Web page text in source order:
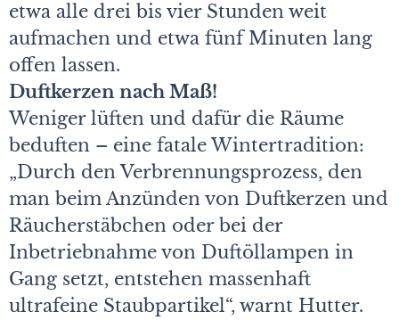
etwa alle drei bis vier Stunden weit
aufmachen und etwa fünf Minuten lang
offen lassen.
Duftkerzen nach Maß!
Weniger lüften und dafür die Räume
beduften – eine fatale Wintertradition:
„Durch den Verbrennungsprozess, den
man beim Anzünden von Duftkerzen und
Räucherstäbchen oder bei der
Inbetriebnahme von Duftöllampen in
Gang setzt, entstehen massenhaft
ultrafeine Staubpartikel“, warnt Hutter.